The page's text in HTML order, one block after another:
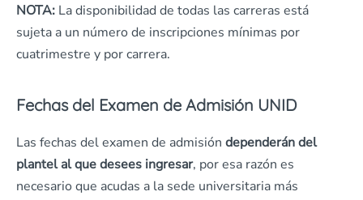
NOTA: La disponibilidad de todas las carreras está
sujeta a un número de inscripciones mínimas por
cuatrimestre y por carrera.
Fechas del Examen de Admisión UNID
Las fechas del examen de admisión dependerán del
plantel al que desees ingresar, por esa razón es
necesario que acudas a la sede universitaria más